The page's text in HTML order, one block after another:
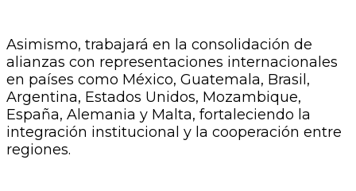
Asimismo, trabajará en la consolidación de
alianzas con representaciones internacionales
en países como México, Guatemala, Brasil,
Argentina, Estados Unidos, Mozambique,
España, Alemania y Malta, fortaleciendo la
integración institucional y la cooperación entre
regiones.